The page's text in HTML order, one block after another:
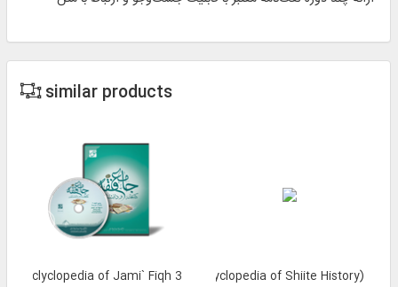
similar products
Tarikh-e Tashayyu' (Encyclopedia of Shiite History)
Enclyclopedia of Jami` Fiqh 3